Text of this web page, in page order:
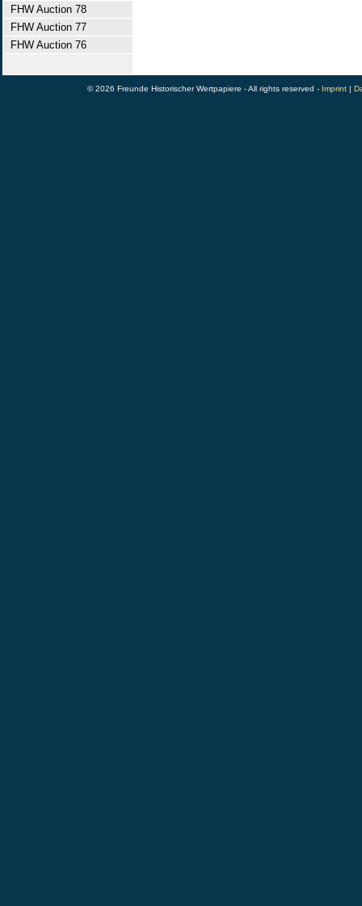
FHW Auction 78
FHW Auction 77
FHW Auction 76
© 2026 Freunde Historischer Wertpapiere - All rights reserved - Imprint |